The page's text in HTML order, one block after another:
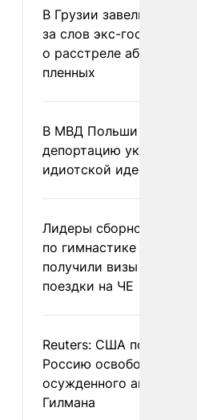
В Грузии завели дело
за слов экс-
о расстреле абхазских
пленных
В МВД Польши назвали
депортацию украинцев
идиотской идеей
Лидеры сборной
по гимнастике не
получили визы для
поездки на ЧЕ
Reuters: США
Россию освободить
осужденного
Гилмана